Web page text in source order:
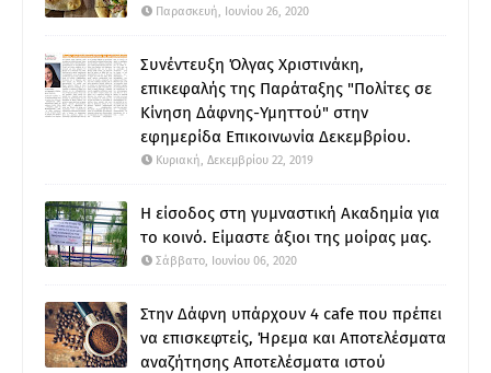
Παρασκευή, Ιουνίου 26, 2020
Συνέντευξη Όλγας Χριστινάκη,
επικεφαλής της Παράταξης "Πολίτες σε
Κίνηση Δάφνης-Υμηττού" στην
εφημερίδα Επικοινωνία Δεκεμβρίου.
Κυριακή, Δεκεμβρίου 22, 2019
Η είσοδος στη γυμναστική Ακαδημία για
το κοινό. Είμαστε άξιοι της μοίρας μας.
Σάββατο, Ιουνίου 06, 2020
Στην Δάφνη υπάρχουν 4 cafe που πρέπει
να επισκεφτείς, Ήρεμα και Αποτελέσματα
αναζήτησης Αποτελέσματα ιστού